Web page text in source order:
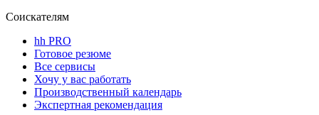
Соискателям
hh PRO
Готовое резюме
Все сервисы
Хочу у вас работать
Производственный календарь
Экспертная рекомендация